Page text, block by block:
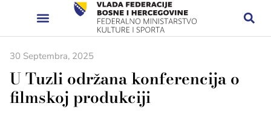
30 Septembra, 2025
U Tuzli održana konferencija o
filmskoj produkciji